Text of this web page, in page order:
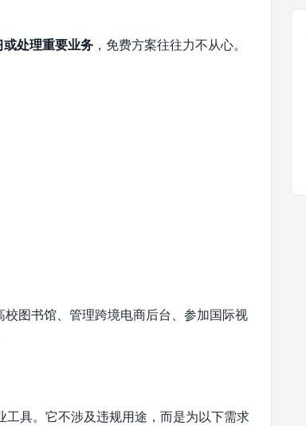
处理重要业务 ，免费方案往往力不从心。
图书馆、管理跨境电商后台、参加国际视
工具。它不涉及违规用途，而是为以下需求